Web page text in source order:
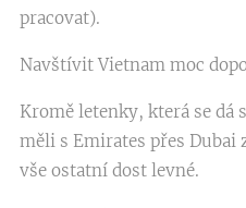
pracovat).
Navštívit Vietnam moc
Kromě letenky, která se dá
měli s Emirates přes Dubai
vše ostatní dost levné.